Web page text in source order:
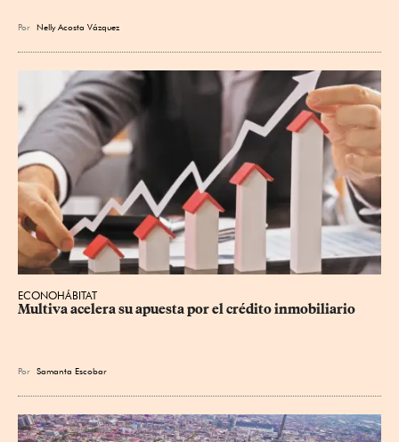
Por Nelly Acosta Vázquez
ECONOHÁBITAT
Multiva acelera su apuesta por el crédito inmobiliario
Por Samanta Escobar